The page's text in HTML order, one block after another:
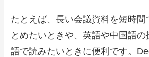
たとえば、長い会議資料を短時間
とめたいときや、英語や中国語の
語で読みたいときに便利です。